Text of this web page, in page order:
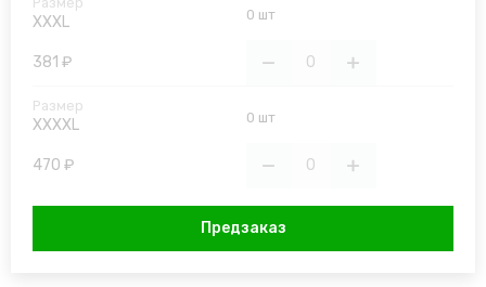
XXXL 0 шт
381 ₽
XXXXL 0 шт
470 ₽
Предзаказ